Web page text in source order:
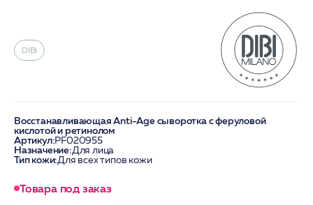
DIBI
Восстанавливающая Anti-Age сыворотка с феруловой
кислотой и ретинолом
Артикул:PF020955
Назначение:Для лица
Тип кожи:Для всех типов кожи
Товара под заказ